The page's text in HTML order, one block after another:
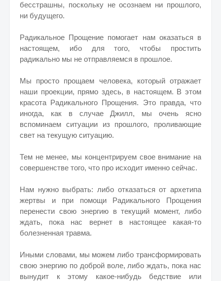
бесстрашны, поскольку не осознаем ни прошлого,
ни будущего.
Радикальное Прощение помогает нам оказаться в
настоящем, ибо для того, чтобы простить
радикально мы не отправляемся в прошлое.
Мы просто прощаем человека, который отражает
наши проекции, прямо здесь, в настоящем. В этом
красота Радикального Прощения. Это правда, что
иногда, как в случае Джилл, мы очень ясно
вспоминаем ситуации из прошлого, проливающие
свет на текущую ситуацию.
Тем не менее, мы концентрируем свое внимание на
совершенстве того, что про исходит именно сейчас.
Нам нужно выбрать: либо отказаться от архетипа
жертвы и при помощи Радикального Прощения
перенести свою энергию в текущий момент, либо
ждать, пока нас вернет в настоящее какая-то
болезненная травма.
Иными словами, мы можем либо трансформировать
свою энергию по доброй воле, либо ждать, пока нас
вынудит к этому какое-нибудь бедствие или